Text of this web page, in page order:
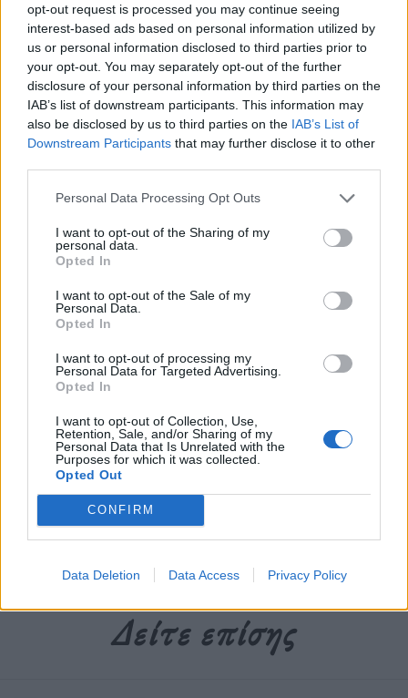
opt-out request is processed you may continue seeing
interest-based ads based on personal information utilized by
us or personal information disclosed to third parties prior to
your opt-out. You may separately opt-out of the further
disclosure of your personal information by third parties on the
IAB’s list of downstream participants. This information may
also be disclosed by us to third parties on the IAB’s List of
Downstream Participants that may further disclose it to other
Personal Data Processing Opt Outs
I want to opt-out of the Sharing of my
personal data.
Opted In
I want to opt-out of the Sale of my
Personal Data.
Opted In
I want to opt-out of processing my
Personal Data for Targeted Advertising.
Opted In
I want to opt-out of Collection, Use,
Retention, Sale, and/or Sharing of my
Personal Data that Is Unrelated with the
Purposes for which it was collected.
Opted Out
CONFIRM
Data Deletion Data Access Privacy Policy
Τι ειπε ο επίτροπος σχετικά με τις επιπτώσεις του
πολέμου στην ευρωπαϊκή οικονομία.
Διαβάστε περισσότερα→
Δημοσιεύθηκε σεΔιεθνή,Ελλάδα|TaggedΒιωσιμότητα
Ελληνικό Χρέος
Χρέος
Δείτε επίσης